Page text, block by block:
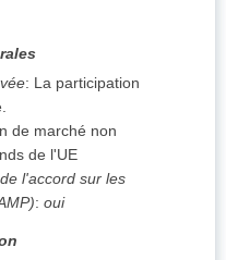
: La participation
de marché non
de l'UE
l'accord sur les
: oui